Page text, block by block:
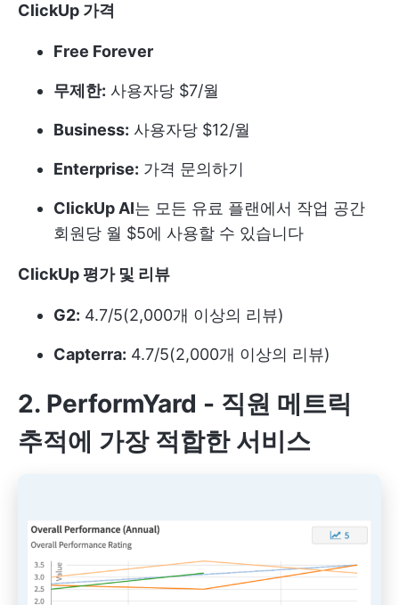
ClickUp 가격
Free Forever
무제한: 사용자당 $7/월
Business: 사용자당 $12/월
Enterprise: 가격 문의하기
ClickUp AI는 모든 유료 플랜에서 작업 공간
회원당 월 $5에 사용할 수 있습니다
ClickUp 평가 및 리뷰
G2: 4.7/5(2,000개 이상의 리뷰)
Capterra: 4.7/5(2,000개 이상의 리뷰)
2. PerformYard - 직원 메트릭
추적에 가장 적합한 서비스